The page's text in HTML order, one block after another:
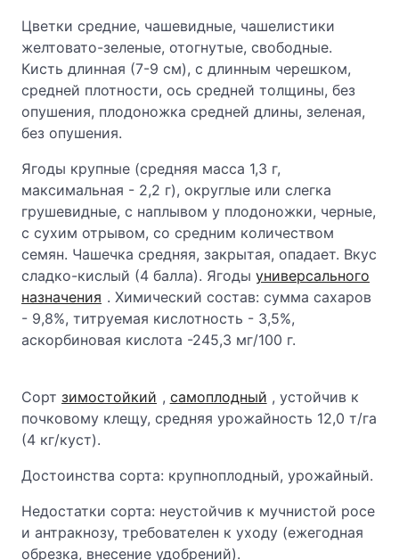
Цветки средние, чашевидные, чашелистики
желтовато-зеленые, отогнутые, свободные.
Кисть длинная (7-9 см), с длинным черешком,
средней плотности, ось средней толщины, без
опушения, плодоножка средней длины, зеленая,
без опушения.
Ягоды крупные (средняя масса 1,3 г,
максимальная - 2,2 г), округлые или слегка
грушевидные, с наплывом у плодоножки, черные,
с сухим отрывом, со средним количеством
семян. Чашечка средняя, закрытая, опадает. Вкус
сладко-кислый (4 балла). Ягоды универсального
назначения . Химический состав: сумма сахаров
- 9,8%, титруемая кислотность - 3,5%,
аскорбиновая кислота -245,3 мг/100 г.
Сорт зимостойкий , самоплодный , устойчив к
почковому клещу, средняя урожайность 12,0 т/га
(4 кг/куст).
Достоинства сорта: крупноплодный, урожайный.
Недостатки сорта: неустойчив к мучнистой росе
и антракнозу, требователен к уходу (ежегодная
обрезка, внесение удобрений).